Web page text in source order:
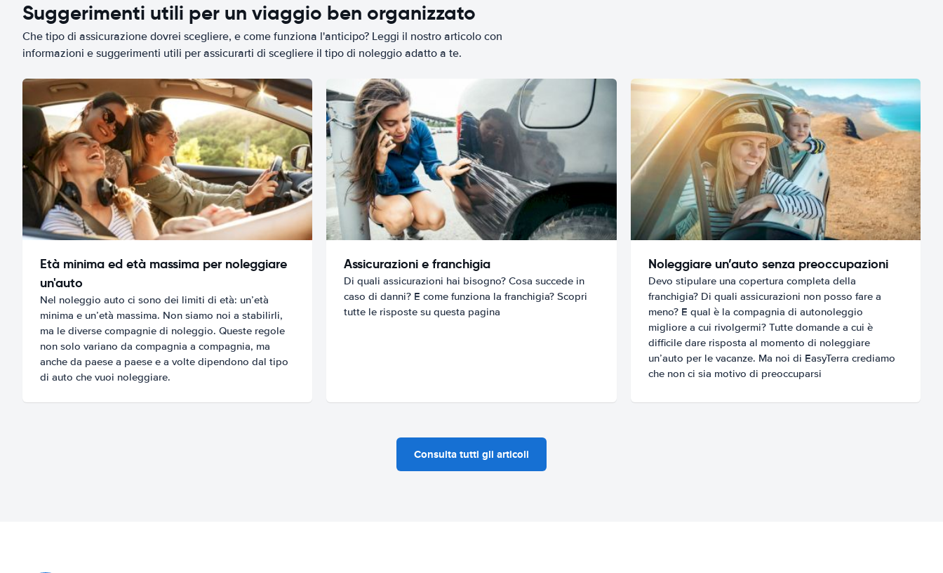
Suggerimenti utili per un viaggio ben organizzato
Che tipo di assicurazione dovrei scegliere, e come funziona l'anticipo? Leggi il nostro articolo con
informazioni e suggerimenti utili per assicurarti di scegliere il tipo di noleggio adatto a te.
Età minima ed età massima per noleggiare
un'auto
Nel noleggio auto ci sono dei limiti di età: un’età
minima e un’età massima. Non siamo noi a stabilirli,
ma le diverse compagnie di noleggio. Queste regole
non solo variano da compagnia a compagnia, ma
anche da paese a paese e a volte dipendono dal tipo
di auto che vuoi noleggiare.
Assicurazioni e franchigia
Di quali assicurazioni hai bisogno? Cosa succede in
caso di danni? E come funziona la franchigia? Scopri
tutte le risposte su questa pagina
Noleggiare un’auto senza preoccupazioni
Devo stipulare una copertura completa della
franchigia? Di quali assicurazioni non posso fare a
meno? E qual è la compagnia di autonoleggio
migliore a cui rivolgermi? Tutte domande a cui è
difficile dare risposta al momento di noleggiare
un’auto per le vacanze. Ma noi di EasyTerra crediamo
che non ci sia motivo di preoccuparsi
Consulta tutti gli articoli